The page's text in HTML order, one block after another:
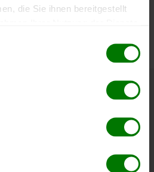
die Sie ihnen bereitgestellt
für Holzpellets in Deutschland
Tiefststände der
Höchst- und Tiefststände der
Holzpellets und Holzpellets